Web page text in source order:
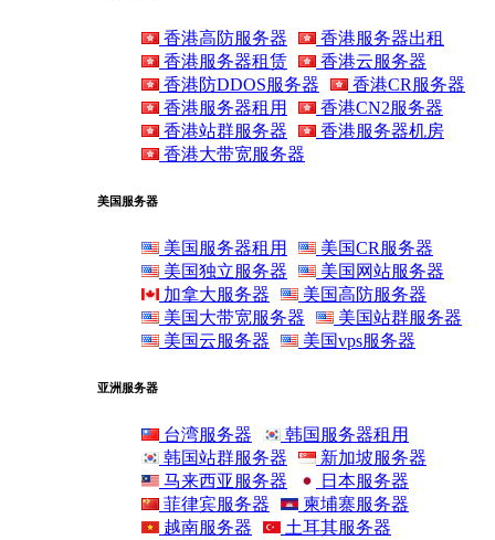
香港高防服务器
香港服务器出租
香港服务器租赁
香港云服务器
香港防DDOS服务器
香港CR服务器
香港服务器租用
香港CN2服务器
香港站群服务器
香港服务器机房
香港大带宽服务器
美国服务器
美国服务器租用
美国CR服务器
美国独立服务器
美国网站服务器
加拿大服务器
美国高防服务器
美国大带宽服务器
美国站群服务器
美国云服务器
美国vps服务器
亚洲服务器
台湾服务器
韩国服务器租用
韩国站群服务器
新加坡服务器
马来西亚服务器
日本服务器
菲律宾服务器
柬埔寨服务器
越南服务器
土耳其服务器